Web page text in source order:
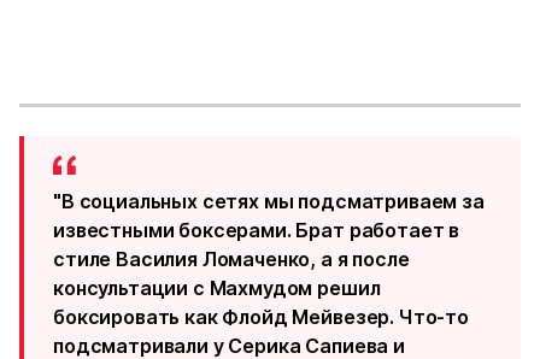
"В социальных сетях мы подсматриваем за
известными боксерами. Брат работает в
стиле Василия Ломаченко, а я после
консультации с Махмудом решил
боксировать как Флойд Мейвезер. Что-то
подсматривали у Серика Сапиева и